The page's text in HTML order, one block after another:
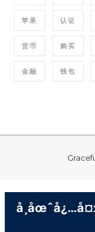
苹果 认证
货币 购买
金融 钱包